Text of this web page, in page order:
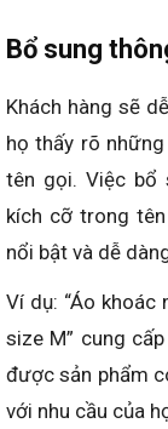
Bổ sung
Khách hàng sẽ
họ thấy rõ
tên gọi. Việc bổ
kích cỡ trong
nổi bật và dễ
Ví dụ: “Áo khoác
size M” cung
được sản phẩm
với nhu cầu của